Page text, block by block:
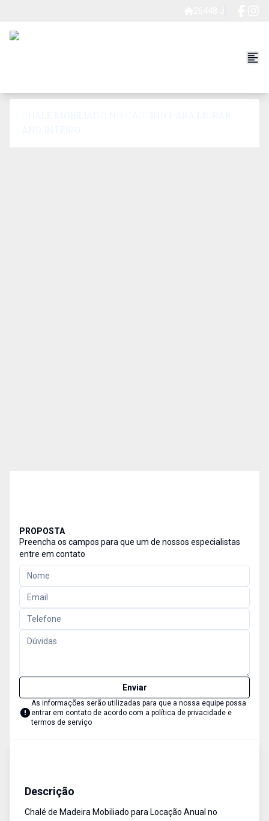
PROPOSTA
Preencha os campos para que um de nossos especialistas
entre em contato
Enviar
As informações serão utilizadas para que a nossa equipe possa
entrar em contato de acordo com a política de privacidade e
termos de serviço
Descrição
Chalé de Madeira Mobiliado para Locação Anual no